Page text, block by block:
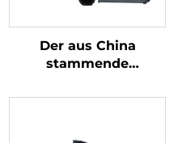
Der aus China
stammende
gewichtsoptimierte